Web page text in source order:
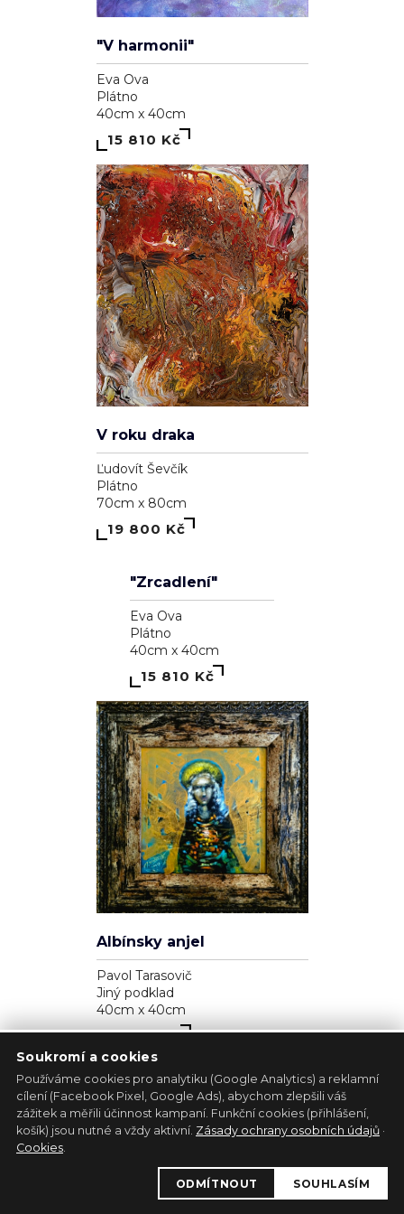
"V harmonii"
Eva Ova
Plátno
40cm x 40cm
15 810 Kč
V roku draka
Ľudovít Ševčík
Plátno
70cm x 80cm
19 800 Kč
"Zrcadlení"
Eva Ova
Plátno
40cm x 40cm
15 810 Kč
Pavol Tarasovič
Jiný podklad
Soukromí a cookies
Používáme cookies pro analytiku (Google Analytics) a reklamní
cílení (Facebook Pixel, Google Ads), abychom zlepšili váš
zážitek a měřili účinnost kampaní. Funkční cookies (přihlášení,
košík) jsou nutné a vždy aktivní. Zásady ochrany osobních údajů ·
Cookies.
ODMÍTNOUT SOUHLASÍM